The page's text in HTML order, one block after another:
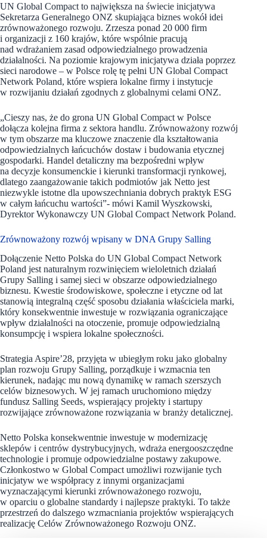
UN Global Compact to największa na świecie inicjatywa
Sekretarza Generalnego ONZ skupiająca biznes wokół idei
zrównoważonego rozwoju. Zrzesza ponad 20 000 firm
i organizacji z 160 krajów, które wspólnie pracują
nad wdrażaniem zasad odpowiedzialnego prowadzenia
działalności. Na poziomie krajowym inicjatywa działa poprzez
sieci narodowe – w Polsce rolę tę pełni UN Global Compact
Network Poland, które wspiera lokalne firmy i instytucje
w rozwijaniu działań zgodnych z globalnymi celami ONZ.
„Cieszy nas, że do grona UN Global Compact w Polsce
dołącza kolejna firma z sektora handlu. Zrównoważony rozwój
w tym obszarze ma kluczowe znaczenie dla kształtowania
odpowiedzialnych łańcuchów dostaw i budowania etycznej
gospodarki. Handel detaliczny ma bezpośredni wpływ
na decyzje konsumenckie i kierunki transformacji rynkowej,
dlatego zaangażowanie takich podmiotów jak Netto jest
niezwykle istotne dla upowszechniania dobrych praktyk ESG
w całym łańcuchu wartości”- mówi Kamil Wyszkowski,
Dyrektor Wykonawczy UN Global Compact Network Poland.
Zrównoważony rozwój wpisany w DNA Grupy Salling
Dołączenie Netto Polska do UN Global Compact Network
Poland jest naturalnym rozwinięciem wieloletnich działań
Grupy Salling i samej sieci w obszarze odpowiedzialnego
biznesu. Kwestie środowiskowe, społeczne i etyczne od lat
stanowią integralną część sposobu działania właściciela marki,
który konsekwentnie inwestuje w rozwiązania ograniczające
wpływ działalności na otoczenie, promuje odpowiedzialną
konsumpcję i wspiera lokalne społeczności.
Strategia Aspire’28, przyjęta w ubiegłym roku jako globalny
plan rozwoju Grupy Salling, porządkuje i wzmacnia ten
kierunek, nadając mu nową dynamikę w ramach szerszych
celów biznesowych. W jej ramach uruchomiono między
fundusz Salling Seeds, wspierający projekty i startupy
rozwijające zrównoważone rozwiązania w branży detalicznej.
Netto Polska konsekwentnie inwestuje w modernizację
sklepów i centrów dystrybucyjnych, wdraża energooszczędne
technologie i promuje odpowiedzialne postawy zakupowe.
Członkostwo w Global Compact umożliwi rozwijanie tych
inicjatyw we współpracy z innymi organizacjami
wyznaczającymi kierunki zrównoważonego rozwoju,
w oparciu o globalne standardy i najlepsze praktyki. To także
przestrzeń do dalszego wzmacniania projektów wspierających
realizację Celów Zrównoważonego Rozwoju ONZ.